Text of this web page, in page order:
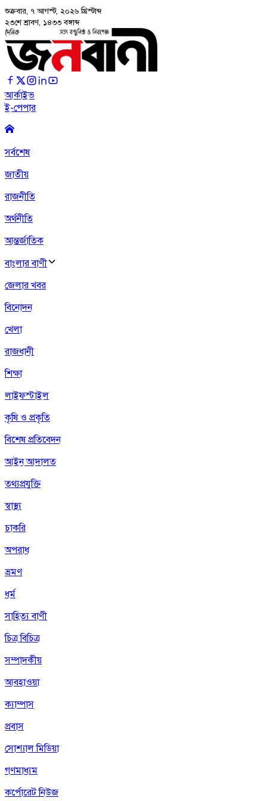
শুক্রবার, ৭ আগস্ট, ২০২৬ খ্রিস্টাব্দ
২৩শে শ্রাবণ, ১৪৩৩ বঙ্গাব্দ
আর্কাইভ
ই-পেপার
সর্বশেষ
জাতীয়
রাজনীতি
অর্থনীতি
আন্তর্জাতিক
বাংলার বাণী
জেলার খবর
বিনোদন
খেলা
রাজধানী
শিক্ষা
লাইফস্টাইল
কৃষি ও প্রকৃতি
বিশেষ প্রতিবেদন
আইন আদালত
তথ্যপ্রযুক্তি
স্বাস্থ্য
চাকরি
অপরাধ
ভ্রমণ
ধর্ম
সাহিত্য বাণী
চিত্র বিচিত্র
সম্পাদকীয়
আবহাওয়া
ক্যাম্পাস
প্রবাস
সোশ্যাল মিডিয়া
গণমাধ্যম
কর্পোরেট নিউজ